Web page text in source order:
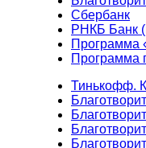
Сбербанк
РНКБ Банк
Программа
Программа
Тинькофф.